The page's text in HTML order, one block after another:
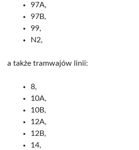
97A,
97B,
99,
N2,
a także tramwajów linii:
8,
10A,
10B,
12A,
12B,
14,